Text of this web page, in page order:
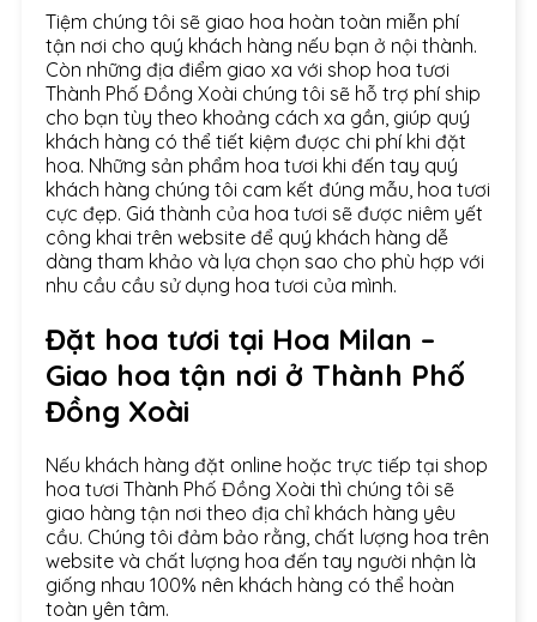
Tiệm chúng tôi sẽ giao hoa hoàn toàn miễn phí
tận nơi cho quý khách hàng nếu bạn ở nội thành.
Còn những địa điểm giao xa với shop hoa tươi
Thành Phố Đồng Xoài chúng tôi sẽ hỗ trợ phí ship
cho bạn tùy theo khoảng cách xa gần, giúp quý
khách hàng có thể tiết kiệm được chi phí khi đặt
hoa. Những sản phẩm hoa tươi khi đến tay quý
khách hàng chúng tôi cam kết đúng mẫu, hoa tươi
cực đẹp. Giá thành của hoa tươi sẽ được niêm yết
công khai trên website để quý khách hàng dễ
dàng tham khảo và lựa chọn sao cho phù hợp với
nhu cầu cầu sử dụng hoa tươi của mình.
Đặt hoa tươi tại Hoa Milan –
Giao hoa tận nơi ở Thành Phố
Đồng Xoài
Nếu khách hàng đặt online hoặc trực tiếp tại shop
hoa tươi Thành Phố Đồng Xoài thì chúng tôi sẽ
giao hàng tận nơi theo địa chỉ khách hàng yêu
cầu. Chúng tôi đảm bảo rằng, chất lượng hoa trên
website và chất lượng hoa đến tay người nhận là
giống nhau 100% nên khách hàng có thể hoàn
toàn yên tâm.